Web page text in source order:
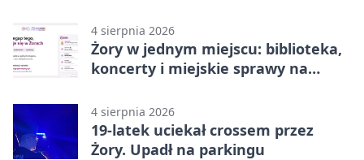
4 sierpnia 2026
Żory w jednym miejscu: biblioteka,
koncerty i miejskie sprawy na
4 sierpnia 2026
19-latek uciekał crossem przez
Żory. Upadł na parkingu